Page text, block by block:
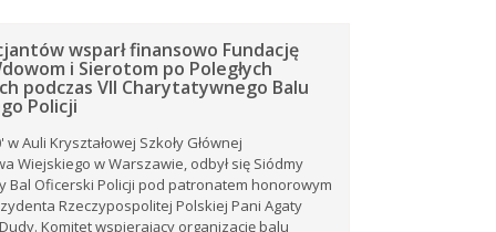
wsparł finansowo Fundację
i Sierotom po Poległych
podczas VII Charytatywnego Balu
Policji
w Auli Kryształowej Szkoły Głównej
Wiejskiego w Warszawie, odbył się Siódmy
Bal Oficerski Policji pod patronatem honorowym
Rzeczypospolitej Polskiej Pani Agaty
Komitet wspierający organizację balu